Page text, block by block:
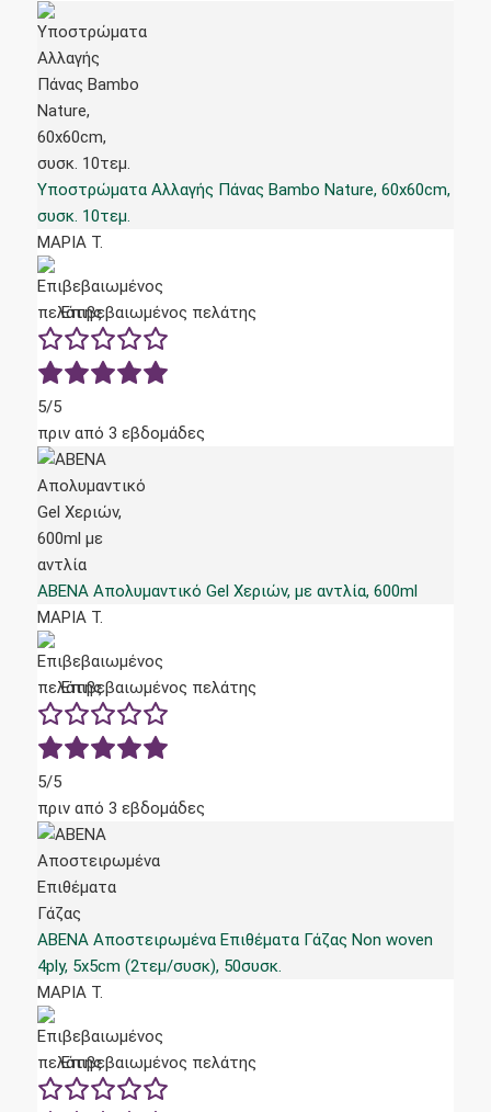
Υποστρώματα Αλλαγής Πάνας Bambo Nature, 60x60cm,
συσκ. 10τεμ.
ΜΑΡΙΑ Τ.
Επιβεβαιωμένος πελάτης
5/5
πριν από 3 εβδομάδες
ABENA Απολυμαντικό Gel Χεριών, με αντλία, 600ml
ΜΑΡΙΑ Τ.
Επιβεβαιωμένος πελάτης
5/5
πριν από 3 εβδομάδες
ABENA Αποστειρωμένα Επιθέματα Γάζας Non woven
4ply, 5x5cm (2τεμ/συσκ), 50συσκ.
ΜΑΡΙΑ Τ.
Επιβεβαιωμένος πελάτης